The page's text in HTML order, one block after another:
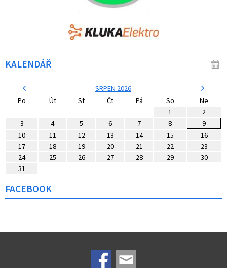
KALENDÁŘ
SRPEN 2026
Po
Út St Čt Pá So
Ne
1
2
3
4 5 6 7 8
9
10
11 12 13 14 15
16
17
18 19 20 21 22
23
24
25 26 27 28 29
30
31
FACEBOOK